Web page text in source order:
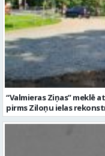
“Valmieras Ziņas” meklē
pirms Ziloņu ielas